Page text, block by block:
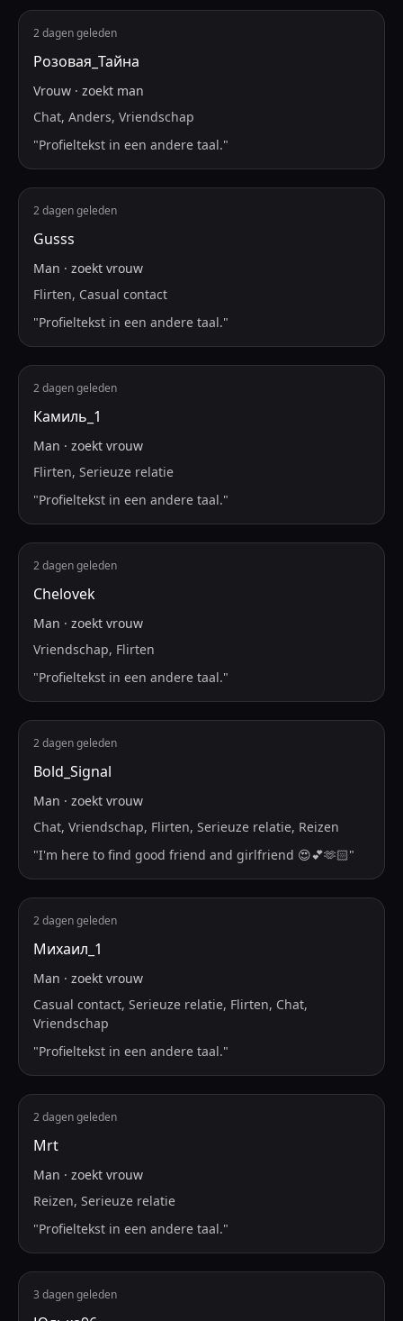
2 dagen geleden
Розовая_Тайна
Vrouw · zoekt man
Chat, Anders, Vriendschap
"Profieltekst in een andere taal."
2 dagen geleden
Gusss
Man · zoekt vrouw
Flirten, Casual contact
"Profieltekst in een andere taal."
2 dagen geleden
Камиль_1
Man · zoekt vrouw
Flirten, Serieuze relatie
"Profieltekst in een andere taal."
2 dagen geleden
Chelovek
Man · zoekt vrouw
Vriendschap, Flirten
"Profieltekst in een andere taal."
2 dagen geleden
Bold_Signal
Man · zoekt vrouw
Chat, Vriendschap, Flirten, Serieuze relatie, Reizen
"I'm here to find good friend and girlfriend 😍💕🫶🏻"
2 dagen geleden
Михаил_1
Man · zoekt vrouw
Casual contact, Serieuze relatie, Flirten, Chat,
Vriendschap
"Profieltekst in een andere taal."
2 dagen geleden
Mrt
Man · zoekt vrouw
Reizen, Serieuze relatie
"Profieltekst in een andere taal."
3 dagen geleden